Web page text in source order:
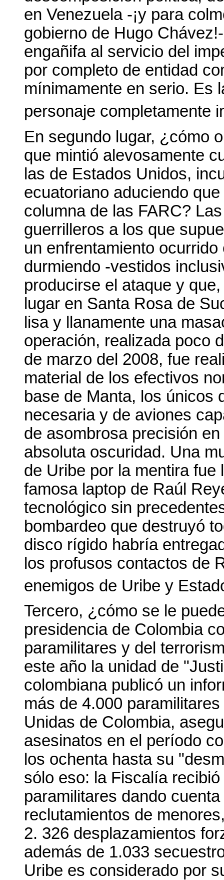
en Venezuela -¡y para
gobierno de Hugo
engañifa al servicio del
por completo de entidad
mínimamente en serio. Es
personaje completamente
En segundo lugar, ¿cómo
que mintió alevosamente
las de Estados Unidos,
ecuatoriano aduciendo
columna de las FARC?
guerrilleros a los que
un enfrentamiento
durmiendo -vestidos
producirse el ataque y
lugar en Santa Rosa de
lisa y llanamente una
operación, realizada poco
de marzo del 2008, fue
material de los efectivos
base de Manta, los únicos
necesaria y de aviones
de asombrosa precisión
absoluta oscuridad. Una
de Uribe por la mentira
famosa laptop de Raúl
tecnológico sin
bombardeo que destruyó
disco rígido habría
los profusos contactos de
enemigos de Uribe y
Tercero, ¿cómo se le
presidencia de Colombia
paramilitares y del
este año la unidad de
colombiana publicó un
más de 4.000
Unidas de Colombia,
asesinatos en el período
los ochenta hasta su
sólo eso: la Fiscalía
paramilitares dando
reclutamientos de
2. 326 desplazamientos
además de 1.033
Uribe es considerado por